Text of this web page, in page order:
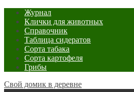
Журнал
Клички для животных
Справочник
Таблица сидератов
Сорта табака
Сорта картофеля
Грибы
Свой домик в деревне